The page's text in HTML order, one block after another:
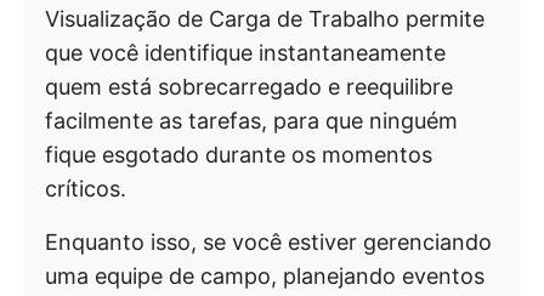
Visualização de Carga de Trabalho permite
que você identifique instantaneamente
quem está sobrecarregado e reequilibre
facilmente as tarefas, para que ninguém
fique esgotado durante os momentos
críticos.
Enquanto isso, se você estiver gerenciando
uma equipe de campo, planejando eventos